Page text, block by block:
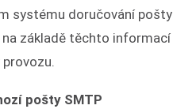
systému doručování pošty
základě těchto informací
pošty SMTP